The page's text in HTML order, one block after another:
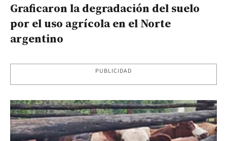
Graficaron la degradación del suelo
por el uso agrícola en el Norte
argentino
PUBLICIDAD